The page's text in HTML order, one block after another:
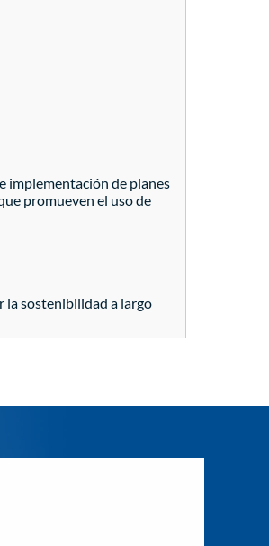
implementación de planes
promueven el uso de
la sostenibilidad a largo